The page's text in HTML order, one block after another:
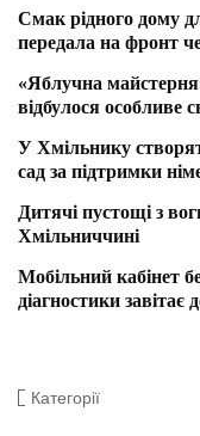
Смак рідного дому
передала на фронт
«Яблучна
відбулося особливе
У Хмільнику
сад за підтримки
Дитячі пустощі з
Хмільниччині
Мобільний кабінет
діагностики завітає
Категорії